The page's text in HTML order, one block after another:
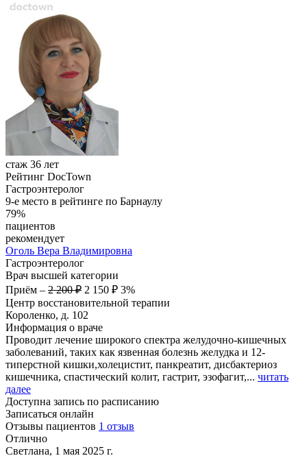
стаж 36 лет
Рейтинг DocTown
Гастроэнтеролог
9-е место в рейтинге по Барнаулу
79%
пациентов
рекомендует
Оголь Вера Владимировна
Гастроэнтеролог
Врач высшей категории
Приём – 2 200 ₽ 2 150 ₽ 3%
Центр восстановительной терапии
Короленко, д. 102
Информация о враче
Проводит лечение широкого спектра желудочно-кишечных
заболеваний, таких как язвенная болезнь желудка и 12-
типерстной кишки,холецистит, панкреатит, дисбактериоз
кишечника, спастический колит, гастрит, эзофагит,... читать
далее
Доступна запись по расписанию
Записаться онлайн
Отзывы пациентов 1 отзыв
Отлично
Светлана, 1 мая 2025 г.